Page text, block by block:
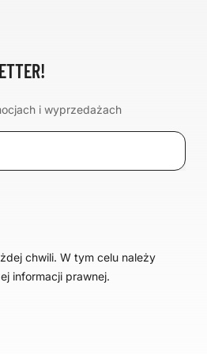
i wyprzedażach
chwili. W tym celu należy
informacji prawnej.